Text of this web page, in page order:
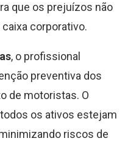
que os prejuízos não
corporativo.
, o profissional
preventiva dos
de motoristas. O
os ativos estejam
riscos de